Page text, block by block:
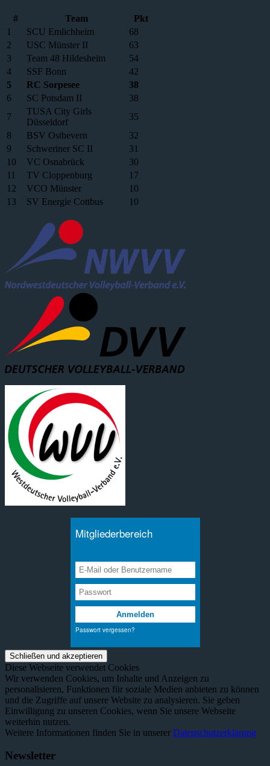
# Team
Pkt
1
SCU Emlichheim
68
2
USC Münster II
63
3
Team 48 Hildesheim
54
4
SSF Bonn
42
5
RC Sorpesee
38
6
SC Potsdam II
38
7
TUSA City Girls
Düsseldorf
35
8
BSV Ostbevern
32
9
Schweriner SC II
31
10
VC Osnabrück
30
11
TV Cloppenburg
17
12
VCO Münster
10
13
SV Energie Cottbus 10
Diese Webseite verwendet Cookies
Wir verwenden Cookies, um Inhalte und Anzeigen zu
personalisieren, Funktionen für soziale Medien anbieten zu können
und die Zugriffe auf unsere Website zu analysieren. Sie geben
Einwilligung zu unseren Cookies, wenn Sie unsere Webseite
weiterhin nutzen.
Weitere Informationen finden Sie in unserer Datenschutzerklärung
Newsletter